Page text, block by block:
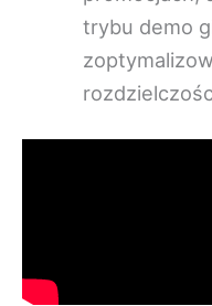
trybu demo